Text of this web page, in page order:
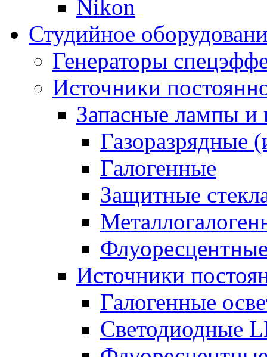
Nikon
Студийное
Генераторы
Источники
Запасные лампы и
Газоразрядные
Галогенные
Защитные
Источники
Галогенные
Светодиодные